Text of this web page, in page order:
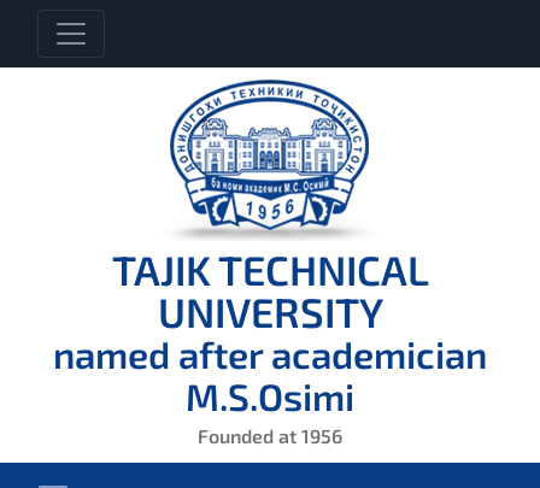
TAJIK TECHNICAL
UNIVERSITY
named after academician
M.S.Osimi
Founded at 1956